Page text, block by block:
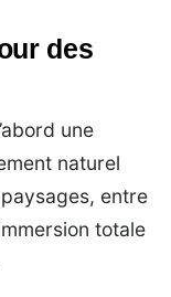
des
une
naturel
entre
totale